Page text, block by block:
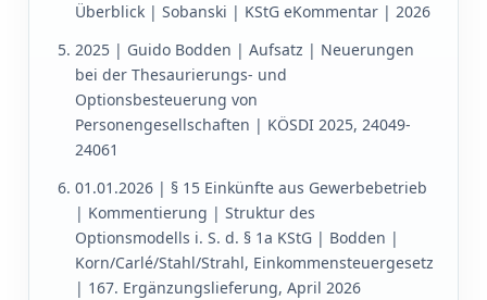
Überblick | Sobanski | KStG eKommentar | 2026
2025 | Guido Bodden | Aufsatz | Neuerungen
bei der Thesaurierungs- und
Optionsbesteuerung von
Personengesellschaften | KÖSDI 2025, 24049-
24061
01.01.2026 | § 15 Einkünfte aus Gewerbebetrieb
| Kommentierung | Struktur des
Optionsmodells i. S. d. § 1a KStG | Bodden |
Korn/Carlé/Stahl/Strahl, Einkommensteuergesetz
| 167. Ergänzungslieferung, April 2026